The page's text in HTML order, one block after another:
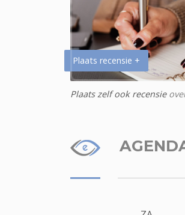
Plaats recensie +
Plaats zelf ook recensie